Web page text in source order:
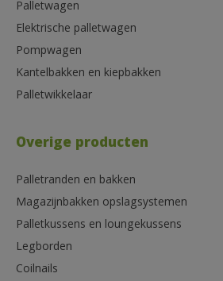
Palletwagen
Elektrische palletwagen
Pompwagen
Kantelbakken en kiepbakken
Palletwikkelaar
Overige producten
Palletranden en bakken
Magazijnbakken opslagsystemen
Palletkussens en loungekussens
Legborden
Coilnails